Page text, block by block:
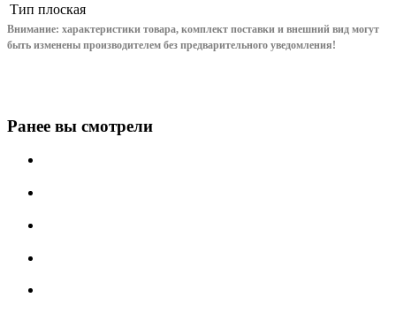
Тип плоская
Внимание: характеристики товара, комплект поставки и внешний вид могут
быть изменены производителем без предварительного уведомления!
Ранее вы смотрели